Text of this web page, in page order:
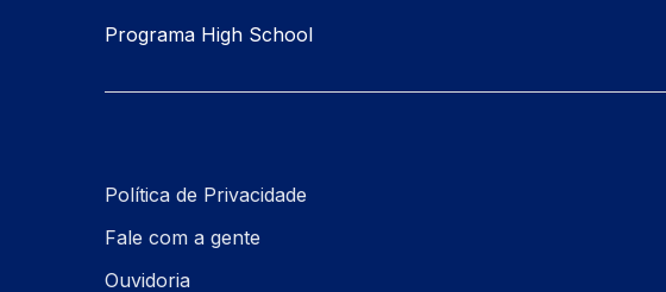
Programa High School
Política de Privacidade
Fale com a gente
Ouvidoria